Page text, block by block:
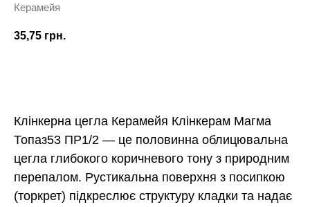
Керамейя
35,75 грн.
Клінкерна цегла Керамейя Клінкерам Магма
Топаз53 ПР1/2 — це половинна облицювальна
цегла глибокого коричневого тону з природним
перепалом. Рустикальна поверхня з посипкою
(торкрет) підкреслює структуру кладки та надає